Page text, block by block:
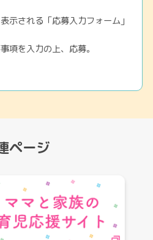
示される「応募入力フォーム」
項を入力の上、応募。
、当選者を決定し、賞品の発
る場合がございます。
のお問い合わせはお答えでき
ください。
ページ